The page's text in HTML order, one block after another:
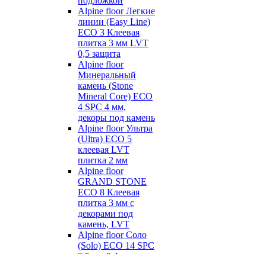
Alpine floor Легкие
линии (Easy Line)
ECO 3 Клеевая
плитка 3 мм LVT
0,5 защита
Alpine floor
Минеральный
камень (Stone
Mineral Core) ECO
4 SPC 4 мм,
декоры под камень
Alpine floor Ультра
(Ultra) ECO 5
клеевая LVT
плитка 2 мм
Alpine floor
GRAND STONE
ECO 8 Клеевая
плитка 3 мм с
декорами под
камень, LVT
Alpine floor Соло
(Solo) ECO 14 SPC